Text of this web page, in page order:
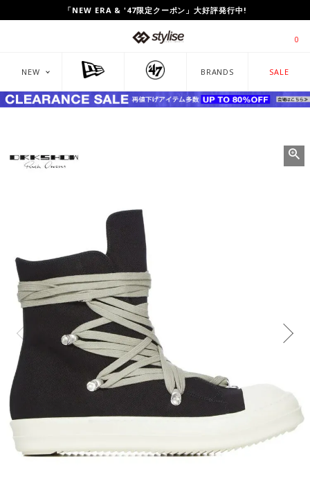
UP TO 80%OFF!「CLEARANCE SALE」開催中!
0
NEW BRANDS SALE